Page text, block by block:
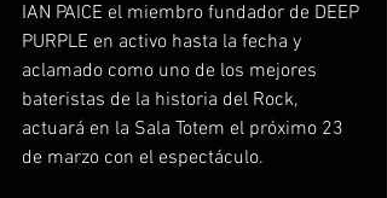
IAN PAICE el miembro fundador de DEEP
PURPLE en activo hasta la fecha y
aclamado como uno de los mejores
bateristas de la historia del Rock,
actuará en la Sala Totem el próximo 23
de marzo con el espectáculo.